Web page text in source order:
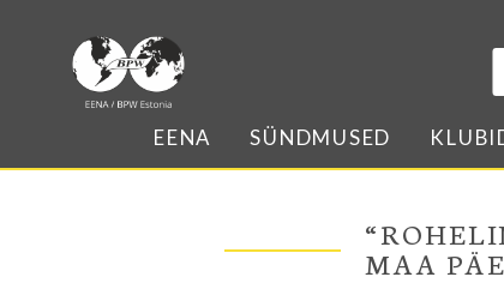
EENA SÜNDMUSED
MAA